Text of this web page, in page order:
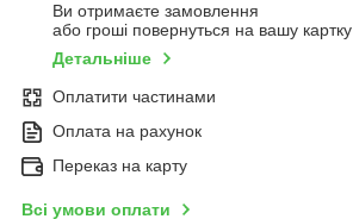
Ви отримаєте замовлення
або гроші повернуться на вашу картку
Детальніше
Оплатити частинами
Оплата на рахунок
Переказ на карту
Всі умови оплати